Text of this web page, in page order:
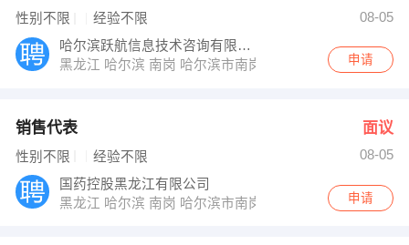
性别不限 经验不限
08-05
哈尔滨跃航信息技术咨询有限公司
黑龙江 哈尔滨 南岗 哈尔滨市南岗区哈西
申请
销售代表 面议
性别不限 经验不限
08-05
国药控股黑龙江有限公司
黑龙江 哈尔滨 南岗 哈尔滨市南岗区上方街16号申请